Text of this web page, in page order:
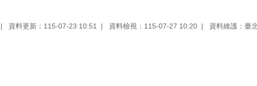
資料更新：115-07-23 10:51 資料檢視：115-07-27 10:20 資料維護：臺